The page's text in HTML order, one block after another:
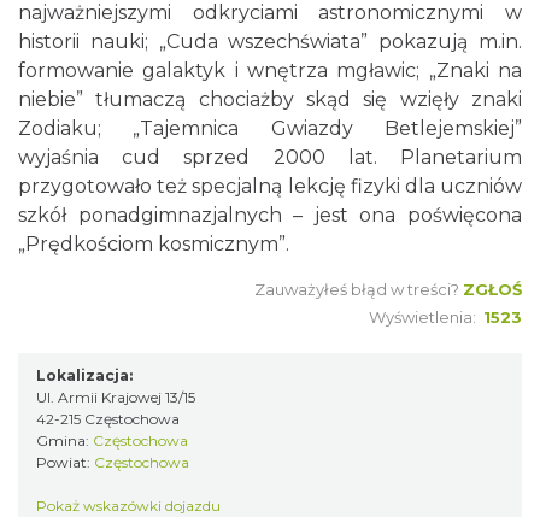
najważniejszymi odkryciami astronomicznymi w
historii nauki; „Cuda wszechświata” pokazują m.in.
formowanie galaktyk i wnętrza mgławic; „Znaki na
niebie” tłumaczą chociażby skąd się wzięły znaki
Zodiaku; „Tajemnica Gwiazdy Betlejemskiej”
wyjaśnia cud sprzed 2000 lat. Planetarium
przygotowało też specjalną lekcję fizyki dla uczniów
szkół ponadgimnazjalnych – jest ona poświęcona
„Prędkościom kosmicznym”.
Zauważyłeś błąd w treści? ZGŁOŚ
Wyświetlenia: 1523
Lokalizacja:
Ul. Armii Krajowej 13/15
42-215 Częstochowa
Gmina: Częstochowa
Powiat: Częstochowa
Pokaż wskazówki dojazdu